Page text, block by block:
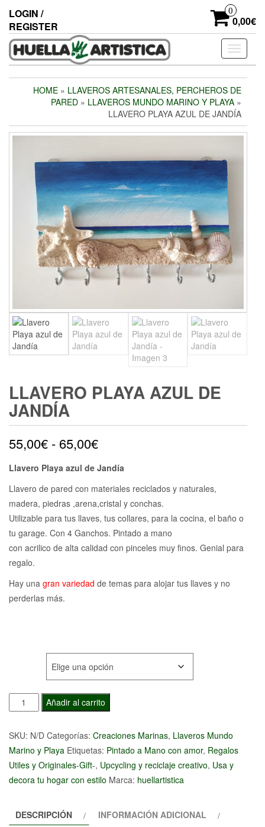
the
content
LOGIN /
REGISTER
0
0,00€
Toggle
HOME » LLAVEROS ARTESANALES, PERCHEROS DE
PARED » LLAVEROS MUNDO MARINO Y PLAYA »
LLAVERO PLAYA AZUL DE JANDÍA
LLAVERO PLAYA AZUL DE
JANDÍA
55,00€ - 65,00€Rango
de
precios:
desde
55,00€
hasta
65,00€
Llavero Playa azul de Jandía
Llavero de pared con materiales reciclados y naturales,
madera, piedras ,arena,cristal y conchas.
Utilizable para tus llaves, tus collares, para la cocina, el baño o
tu garage. Con 4 Ganchos. Pintado a mano
con acrilico de alta calidad con pinceles muy finos. Genial para
regalo.
Hay una gran variedad de temas para alojar tus llaves y no
perderlas más.
Llavero
Playa
cantidad
Añadir al carrito
SKU: N/D Categorías: Creaciones Marinas, Llaveros Mundo
Marino y Playa Etiquetas: Pintado a Mano con amor, Regalos
Utiles y Originales-Gift-, Upcycling y reciclaje creativo, Usa y
decora tu hogar con estilo Marca: huellartistica
DESCRIPCIÓN
INFORMACIÓN ADICIONAL